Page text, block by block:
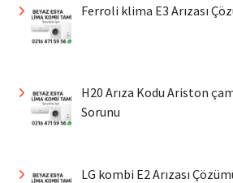
Ferroli klima E3 Arızası
H20 Arıza Kodu Ariston
Sorunu
LG kombi E2 Arızası